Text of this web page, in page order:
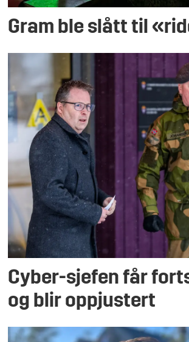
Gram ble slått til
Cyber-sjefen får
og blir oppjustert